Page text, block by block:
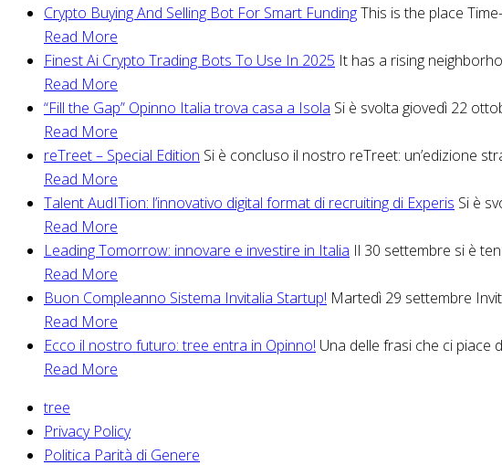
Crypto Buying And Selling Bot For Smart FundingThis is the place
Read More
Finest Ai Crypto Trading Bots To Use In 2025 It has a rising
Read More
“Fill the Gap” Opinno Italia trova casa a Isola Si è svolta giovedì 22
Read More
reTreet – Special Edition Si è concluso il nostro reTreet: un’edizione
Read More
Talent AudITion: l’innovativo digital format di recruiting di Experis Si è
Read More
Leading Tomorrow: innovare e investire in Italia Il 30 settembre si è
Read More
Buon Compleanno Sistema Invitalia Startup! Martedì 29 settembre
Read More
Ecco il nostro futuro: tree entra in Opinno! Una delle frasi che ci piace
Read More
tree
Privacy Policy
Politica Parità di Genere